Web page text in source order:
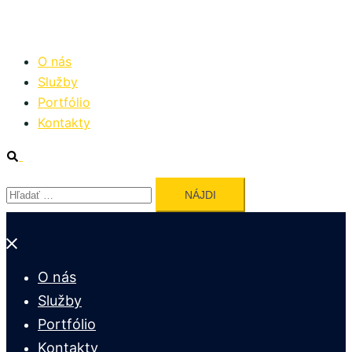
obsahO nás
Služby
Portfólio
Kontakty
Search
Hľadať:
Close
O nás
Služby
Portfólio
Kontakty